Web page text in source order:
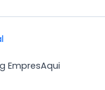
EmpresAqui